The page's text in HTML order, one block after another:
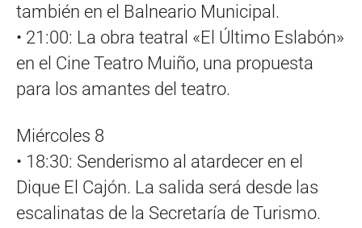
también en el Balneario Municipal.
• 21:00: La obra teatral «El Último Eslabón»
en el Cine Teatro Muiño, una propuesta
para los amantes del teatro.
Miércoles 8
• 18:30: Senderismo al atardecer en el
Dique El Cajón. La salida será desde las
escalinatas de la Secretaría de Turismo.